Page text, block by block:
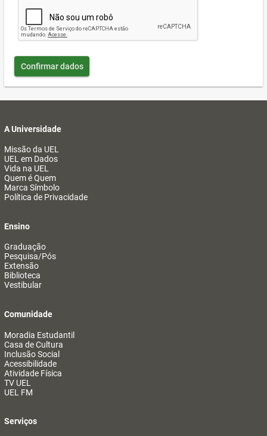
Confirmar dados
A Universidade
Missão da UEL
UEL em Dados
Vida na UEL
Quem é Quem
Marca Símbolo
Política de Privacidade
Ensino
Graduação
Pesquisa/Pós
Extensão
Biblioteca
Vestibular
Comunidade
Moradia Estudantil
Casa de Cultura
Inclusão Social
Acessibilidade
Atividade Física
TV UEL
UEL FM
Serviços